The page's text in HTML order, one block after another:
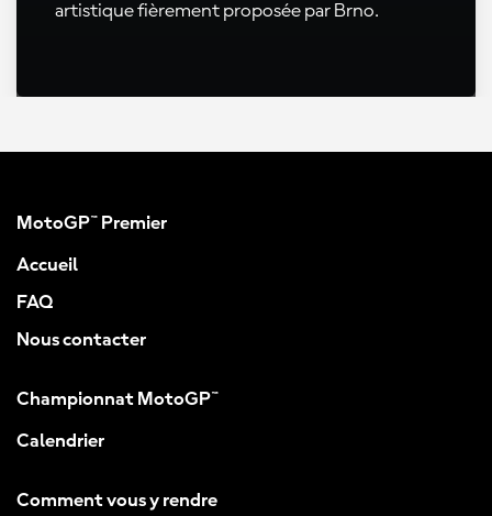
artistique fièrement proposée par Brno.
MotoGP™ Premier
Accueil
FAQ
Nous contacter
Championnat MotoGP™
Calendrier
Comment vous y rendre